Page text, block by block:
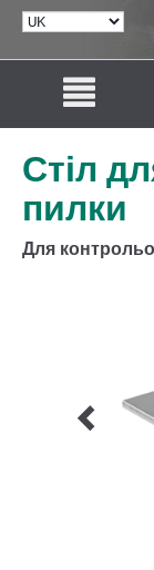
Перейти
змісту
Перейти
навігації
Стіл
пилки
Для